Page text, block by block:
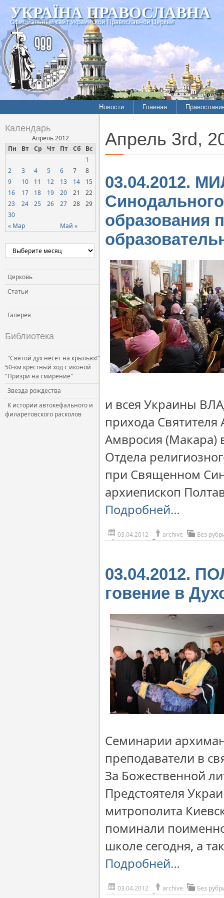
УКРАЇНА ПРАВОСЛАВНА
Официальный сайт Украинской Православной Церкви
Новости Главная
Календарь
Апрель 2012
Пн
Вт Ср Чт Пт Сб Вс
« Мар Май »
1
2
3 4 5 6 7
8
9
10 11 12 13 14
15
16
17 18 19 20 21
22
23
24 25 26 27 28
29
30
Церковь
Статьи
Галерея
Библиотека
"Святой дух несёт на крыльях!"
50-км крестный ход с иконой
"Призри на смирение"
Звезда рождества
К истории автокефального и
филаретовского расколов
Апрель 3rd,
03.04.2012.
образования
и всея Украины
прихода
Амвросия (Макара)
Отдела
при Священном
архиепископ
Подробней…
03.04.2012 archive Без
03.04.2012.
говение в
Семинарии
преподаватели в
За Божественной
Предстоятеля
митрополита
поминали
школе сегодня, а
Подробней…
03.04.2012 archive Без